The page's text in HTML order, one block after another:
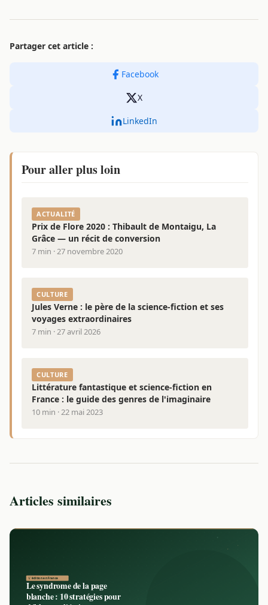
Partager cet article :
Facebook
X
LinkedIn
Pour aller plus loin
ACTUALITÉ
Prix de Flore 2020 : Thibault de Montaigu, La
Grâce — un récit de conversion
7 min · 27 novembre 2020
CULTURE
Jules Verne : le père de la science-fiction et ses
voyages extraordinaires
7 min · 27 avril 2026
CULTURE
Littérature fantastique et science-fiction en
France : le guide des genres de l'imaginaire
10 min · 22 mai 2023
Articles similaires